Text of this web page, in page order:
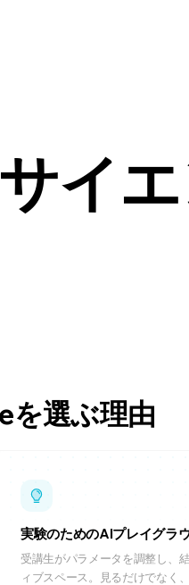
イ
を選ぶ理由
実験のためのAIプレイグラ
受講生がパラメータを調整し、
ィブスペース。見るだけでなく